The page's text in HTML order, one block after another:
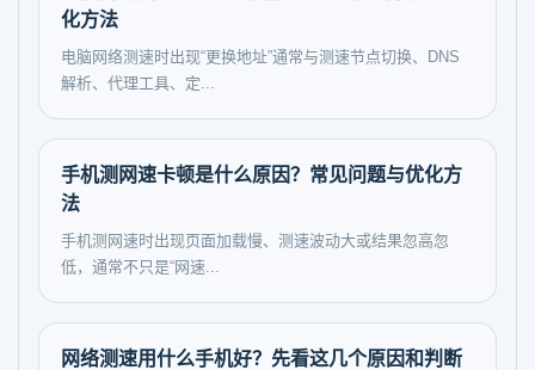
化方法
电脑网络测速时出现“更换地址”通常与测速节点切换、DNS
解析、代理工具、定...
手机测网速卡顿是什么原因？常见问题与优化方
法
手机测网速时出现页面加载慢、测速波动大或结果忽高忽
低，通常不只是“网速...
网络测速用什么手机好？先看这几个原因和判断